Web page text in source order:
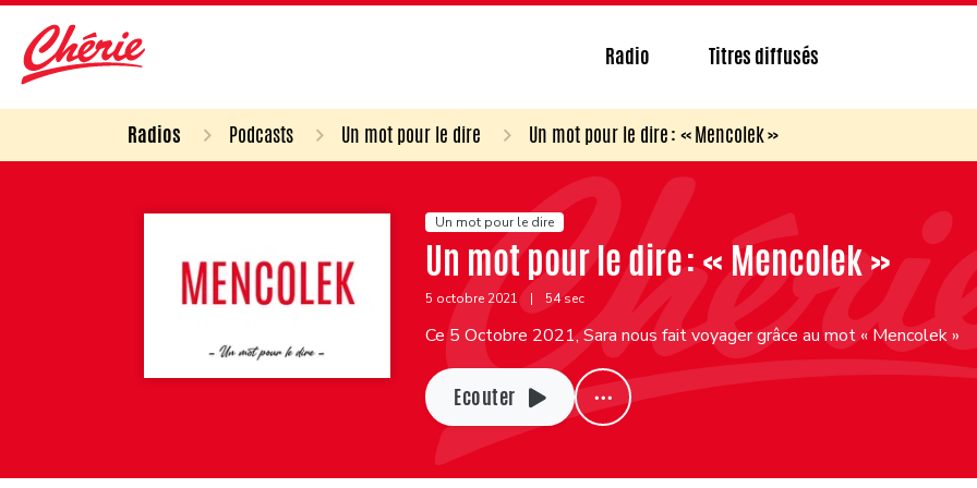
Radio Titres diffusés
Radios Podcasts Un mot pour le dire Un mot pour le dire : « Mencolek »
Un mot pour le dire
Un mot pour le dire : « Mencolek »
5 octobre 2021 | 54 sec
Ce 5 Octobre 2021, Sara nous fait voyager grâce au mot « Mencolek »
Ecouter